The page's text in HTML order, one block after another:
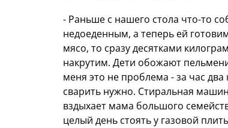
- Раньше с нашего стола что-то
недоеденным, а теперь ей
мясо, то сразу десятками
накрутим. Дети обожают
меня это не проблема - за час
сварить нужно. Стиральная
вздыхает мама большого
целый день стоять у газовой